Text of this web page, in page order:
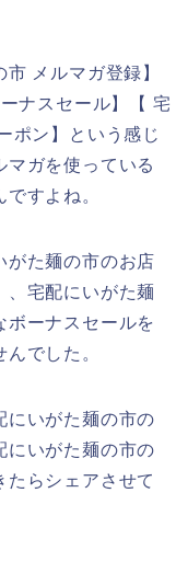
メルマガ登録】
ナスセール】【 宅
ポン】という感じ
マガを使っている
すよね。
がた麺の市のお店
、宅配にいがた麺
ボーナスセールを
でした。
にいがた麺の市の
にいがた麺の市の
たらシェアさせて